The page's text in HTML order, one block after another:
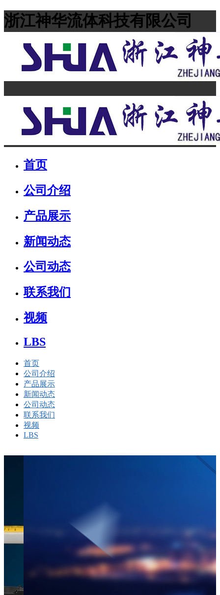
浙江神华流体科技有限公司
首页
公司介绍
产品展示
新闻动态
公司动态
联系我们
视频
LBS
首页
公司介绍
产品展示
新闻动态
公司动态
联系我们
视频
LBS